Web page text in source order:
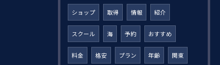
ショップ 取得 情報 紹介
スクール 海 予約 おすすめ
料金 格安 プラン 年齢 関東